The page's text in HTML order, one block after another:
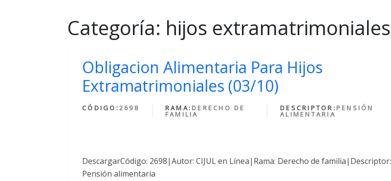
Categoría: hijos extramatrimoniales
Obligacion Alimentaria Para Hijos
Extramatrimoniales (03/10)
CÓDIGO:2698 RAMA: DERECHO DE
FAMILIA
DESCRIPTOR: PENSIÓN
ALIMENTARIA
DescargarCódigo: 2698|Autor: CIJUL en Línea|Rama: Derecho de familia|Descriptor:
Pensión alimentaria